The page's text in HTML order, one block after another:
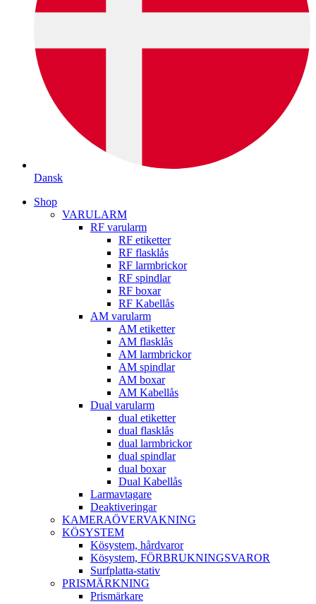
Dansk
Shop
VARULARM
RF varularm
RF etiketter
RF flasklås
RF larmbrickor
RF spindlar
RF boxar
RF Kabellås
AM varularm
AM etiketter
AM flasklås
AM larmbrickor
AM spindlar
AM boxar
AM Kabellås
Dual varularm
dual etiketter
dual flasklås
dual larmbrickor
dual spindlar
dual boxar
Dual Kabellås
Larmavtagare
Deaktiveringar
KAMERAÖVERVAKNING
KÖSYSTEM
Kösystem, hårdvaror
Kösystem, FÖRBRUKNINGSVAROR
Surfplatta-stativ
PRISMÄRKNING
Prismärkare